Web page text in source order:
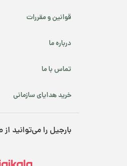
قوانین و مقررات
درباره ما
تماس با ما
خرید هدایای سازمانی
بارجیل را می‌توانید